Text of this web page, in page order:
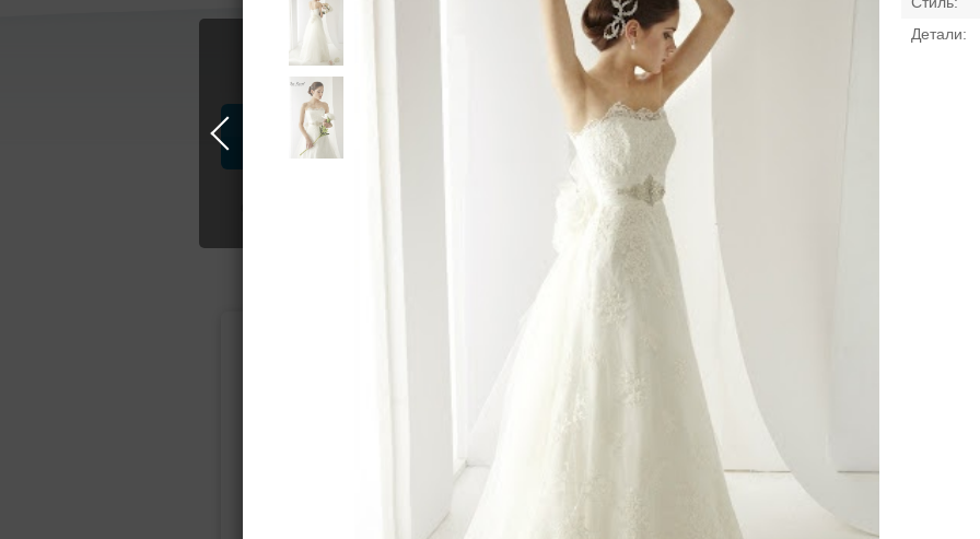
Профессионалы и услуги Свадебные платья
Подбор свадебного платья
Прямое Русалка Принцесса Бальное